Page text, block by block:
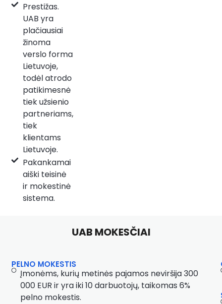
Prestižas.
UAB yra
plačiausiai
žinoma
verslo forma
Lietuvoje,
todėl atrodo
patikimesnė
tiek užsienio
partneriams,
tiek
klientams
Lietuvoje.
Pakankamai
aiški teisinė
ir mokestinė
sistema.
UAB MOKESČIAI
PELNO MOKESTIS
Įmonėms, kurių metinės pajamos neviršija 300
000 EUR ir yra iki 10 darbuotojų, taikomas 6%
pelno mokestis.